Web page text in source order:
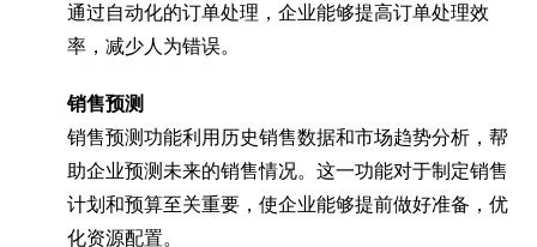
通过自动化的订单处理，企业能够提高订单处理效
率，减少人为错误。
销售预测
销售预测功能利用历史销售数据和市场趋势分析，帮
助企业预测未来的销售情况。这一功能对于制定销售
计划和预算至关重要，使企业能够提前做好准备，优
化资源配置。